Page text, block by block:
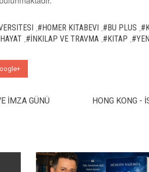
#HOMER KITABEVI #BU PLUS
#İNKILAP VE TRAVMA #KITAP
İMZA GÜNÜ HONG KONG -